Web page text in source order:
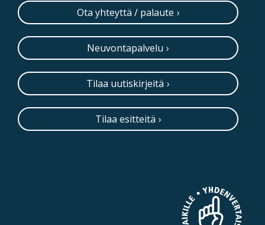
Ota yhteyttä / palaute
Neuvontapalvelu
Tilaa uutiskirjeitä
Tilaa esitteitä